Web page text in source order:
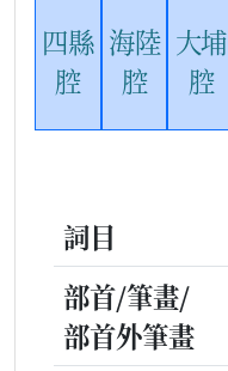
四縣
腔
海陸
腔
大埔
腔
詞目
部首/筆畫/
部首外筆畫